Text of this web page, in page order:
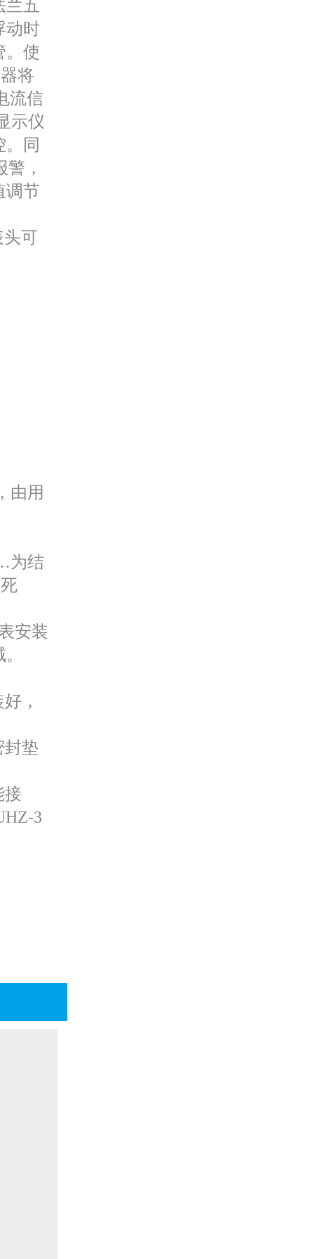
五
动时
。使
将
流信
示仪
同
，
调节
头可
由用
结
安装
，
封垫
接
3